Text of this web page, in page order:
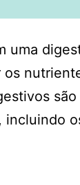
uma
os
são
incluindo